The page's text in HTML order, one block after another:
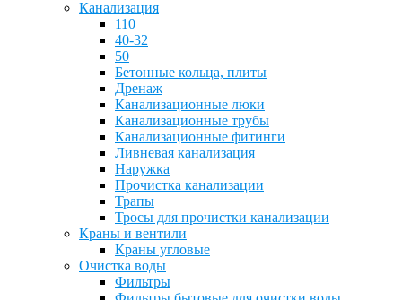
Канализация
110
40-32
50
Бетонные кольца, плиты
Дренаж
Канализационные люки
Канализационные трубы
Канализационные фитинги
Ливневая канализация
Наружка
Прочистка канализации
Трапы
Тросы для прочистки канализации
Краны и вентили
Краны угловые
Очистка воды
Фильтры